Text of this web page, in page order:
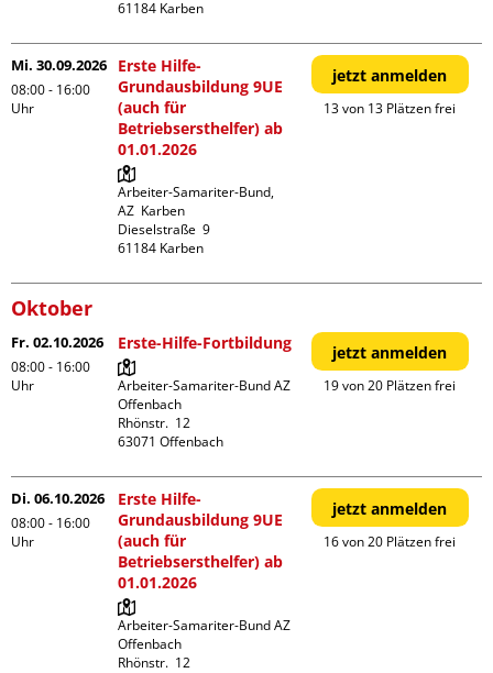
Mi. 30.09.2026
08:00 - 16:00
Uhr
Erste Hilfe-
Grundausbildung 9UE
(auch für
Betriebsersthelfer) ab
01.01.2026
Arbeiter-Samariter-Bund,
AZ  Karben
Dieselstraße  9
jetzt anmelden
13 von 13 Plätzen frei
Oktober
Fr. 02.10.2026
08:00 - 16:00
Uhr
Erste-Hilfe-Fortbildung
Arbeiter-Samariter-Bund AZ
Offenbach
Rhönstr.  12
jetzt anmelden
19 von 20 Plätzen frei
Di. 06.10.2026
08:00 - 16:00
Uhr
Erste Hilfe-
Grundausbildung 9UE
(auch für
Betriebsersthelfer) ab
01.01.2026
Arbeiter-Samariter-Bund AZ
Offenbach
Rhönstr.  12
jetzt anmelden
16 von 20 Plätzen frei